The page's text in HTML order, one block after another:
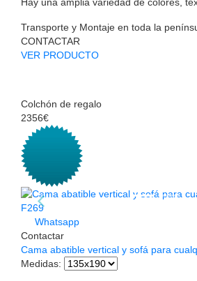
Transporte y Montaje en toda la
CONTACTAR
VER PRODUCTO
Colchón de regalo
2356€
Whatsapp
Contactar
Cama abatible vertical y sofá para
Medidas: